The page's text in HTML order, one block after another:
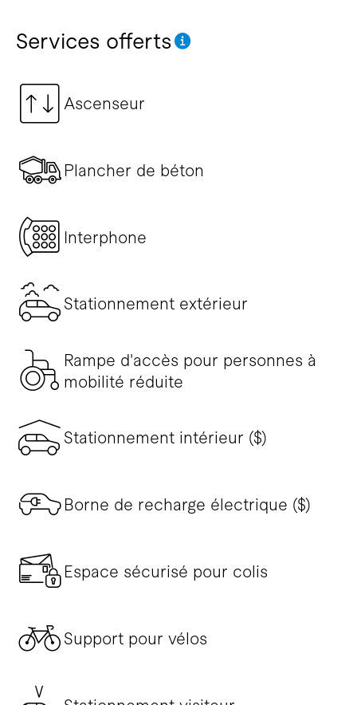
Services offerts
Ascenseur
Plancher de béton
Interphone
Stationnement extérieur
Rampe d'accès pour personnes à
mobilité réduite
Stationnement intérieur ($)
Borne de recharge électrique ($)
Espace sécurisé pour colis
Support pour vélos